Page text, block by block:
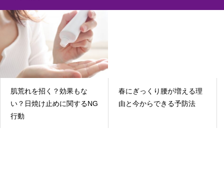
肌荒れを招く？効果もな
い？日焼け止めに関するNG
行動
春にぎっくり腰が増える理
由と今からできる予防法